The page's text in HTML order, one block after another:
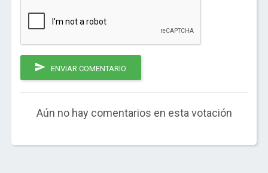
ENVIAR COMENTARIO
Aún no hay comentarios en esta votación